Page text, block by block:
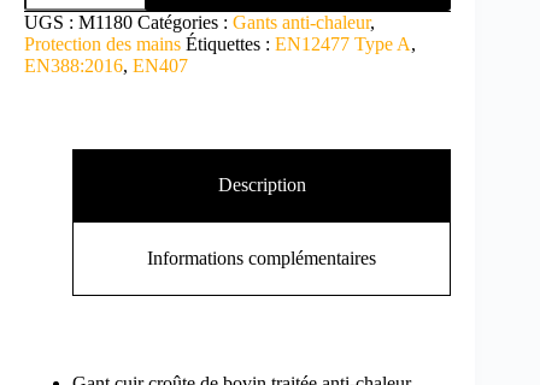
UGS : M1180 Catégories : Gants anti-chaleur,
Protection des mains Étiquettes : EN12477 Type A,
EN388:2016, EN407
Description
Informations complémentaires